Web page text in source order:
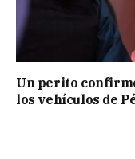
Un perito
los vehículos de